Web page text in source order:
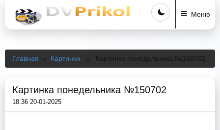
Меню
Главная » Картинки » Картинка понедельника №150702
Картинка понедельника №150702
18:36 20-01-2025